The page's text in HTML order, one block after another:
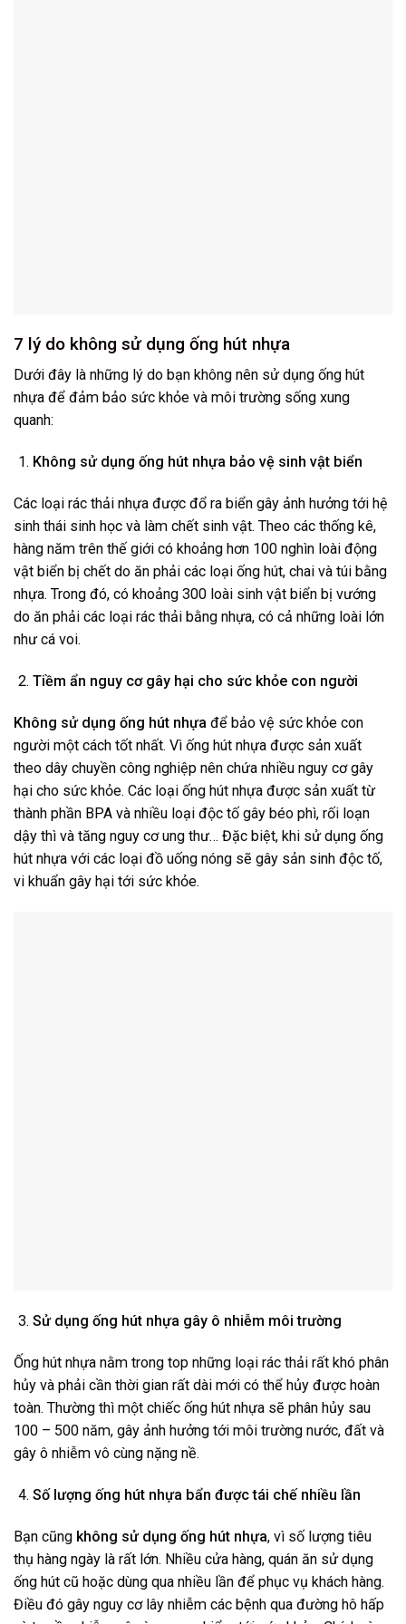
7 lý do không sử dụng ống hút nhựa
Dưới đây là những lý do bạn không nên sử dụng ống hút
nhựa để đảm bảo sức khỏe và môi trường sống xung
quanh:
Không sử dụng ống hút nhựa bảo vệ sinh vật biển
Các loại rác thải nhựa được đổ ra biển gây ảnh hưởng tới hệ
sinh thái sinh học và làm chết sinh vật. Theo các thống kê,
hàng năm trên thế giới có khoảng hơn 100 nghìn loài động
vật biển bị chết do ăn phải các loại ống hút, chai và túi bằng
nhựa. Trong đó, có khoảng 300 loài sinh vật biển bị vướng
do ăn phải các loại rác thải bằng nhựa, có cả những loài lớn
như cá voi.
Tiềm ẩn nguy cơ gây hại cho sức khỏe con người
Không sử dụng ống hút nhựa để bảo vệ sức khỏe con
người một cách tốt nhất. Vì ống hút nhựa được sản xuất
theo dây chuyền công nghiệp nên chứa nhiều nguy cơ gây
hại cho sức khỏe. Các loại ống hút nhựa được sản xuất từ
thành phần BPA và nhiều loại độc tố gây béo phì, rối loạn
dậy thì và tăng nguy cơ ung thư… Đặc biệt, khi sử dụng ống
hút nhựa với các loại đồ uống nóng sẽ gây sản sinh độc tố,
vi khuẩn gây hại tới sức khỏe.
Sử dụng ống hút nhựa gây ô nhiễm môi trường
Ống hút nhựa nằm trong top những loại rác thải rất khó phân
hủy và phải cần thời gian rất dài mới có thể hủy được hoàn
toàn. Thường thì một chiếc ống hút nhựa sẽ phân hủy sau
100 – 500 năm, gây ảnh hưởng tới môi trường nước, đất và
gây ô nhiễm vô cùng nặng nề.
Số lượng ống hút nhựa bẩn được tái chế nhiều lần
Bạn cũng không sử dụng ống hút nhựa, vì số lượng tiêu
thụ hàng ngày là rất lớn. Nhiều cửa hàng, quán ăn sử dụng
ống hút cũ hoặc dùng qua nhiều lần để phục vụ khách hàng.
Điều đó gây nguy cơ lây nhiễm các bệnh qua đường hô hấp